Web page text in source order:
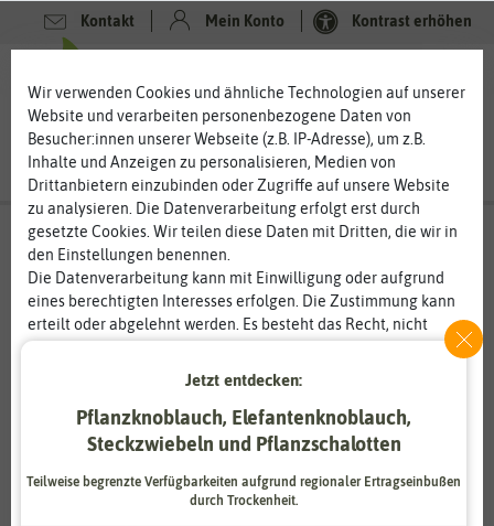
Kontakt Mein Konto Kontrast erhöhen
Gemüsesamen- Rhabarbersamen
Rhabarber säen und ernten – leckeres Gemüse aus dem
Garten
Richtig, Rhabarber ist eigentlich ein Gemüse und kein Obst.
Kuchen, im Kompott und vielen anderen süßen Gerichten. Für
spannend, wenn Sie Ihren Rhabarber aus einem Samenkorn
wachsen sehen. Rhabarber können Sie in Freilandkultur, aber
auch als Kübelpflanze anbauen.
Filter
Wir verwenden Cookies und ähnliche Technologien auf unserer
Website und verarbeiten personenbezogene Daten von
Besucher:innen unserer Webseite (z.B. IP-Adresse), um z.B.
Inhalte und Anzeigen zu personalisieren, Medien von
Drittanbietern einzubinden oder Zugriffe auf unsere Website
zu analysieren. Die Datenverarbeitung erfolgt erst durch
gesetzte Cookies. Wir teilen diese Daten mit Dritten, die wir in
den Einstellungen benennen.
Die Datenverarbeitung kann mit Einwilligung oder aufgrund
eines berechtigten Interesses erfolgen. Die Zustimmung kann
erteilt oder abgelehnt werden. Es besteht das Recht, nicht
Zeitpunkt zu ändern oder zu widerrufen. Weitere
den Diensten erklären wir in unsererDaten­schutz­erklärung
Essenziell Statistik
Zahlungsdienstleister Marketing
Jetzt entdecken:
Pflanzknoblauch, Elefantenknoblauch,
Steckzwiebeln und Pflanzschalotten
Teilweise begrenzte Verfügbarkeiten aufgrund regionaler Ertragseinbußen
durch Trockenheit.